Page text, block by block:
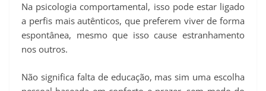
Na psicologia comportamental, isso pode estar ligado
a perfis mais autênticos, que preferem viver de forma
espontânea, mesmo que isso cause estranhamento
nos outros.
Não significa falta de educação, mas sim uma escolha